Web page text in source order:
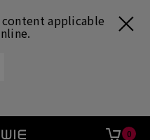
applicable
0